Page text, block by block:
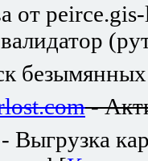
от
-
- Выгрузка